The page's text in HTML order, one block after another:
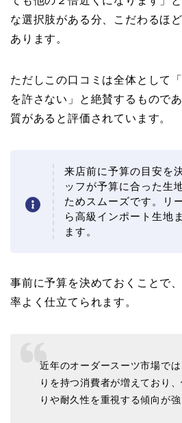
な選択肢がある分、こだわるほ
あります。
ただしこの口コミは全体として
を許さない」と絶賛するもので
質があると評価されています。
来店前に予算の目安を
ッフが予算に合った生
ためスムーズです。リ
ら高級インポート生地
ます。
事前に予算を決めておくことで
率よく仕立てられます。
近年のオーダースーツ市場で
りを持つ消費者が増えており
りや耐久性を重視する傾向が強